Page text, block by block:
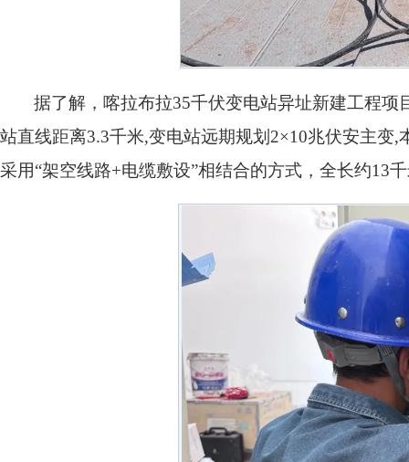
据了解，喀拉布拉35千伏变电站异址新建工程
站直线距离3.3千米,变电站远期规划2×10兆伏安主变
采用“架空线路+电缆敷设”相结合的方式，全长约13